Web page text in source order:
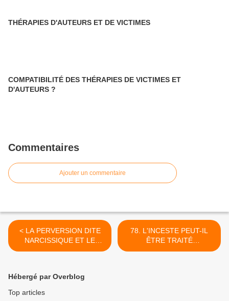
THÉRAPIES D'AUTEURS ET DE VICTIMES
COMPATIBILITÉ DES THÉRAPIES DE VICTIMES ET
D'AUTEURS ?
Commentaires
Ajouter un commentaire
< LA PERVERSION DITE
NARCISSIQUE ET LE
SYNDROME DIT
78. L'INCESTE PEUT-IL
ÊTRE TRAITÉ
AUTREMENT ? >
Hébergé par Overblog
Top articles